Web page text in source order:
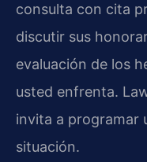
consulta con cita
discutir sus
evaluación de los
usted enfrenta.
invita a programar
situación.